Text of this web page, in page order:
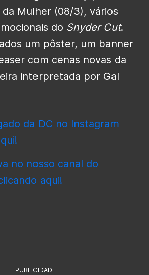
Mulher (08/3), vários
do Snyder Cut.
um pôster, um banner
com cenas novas da
interpretada por Gal
da DC no Instagram
no nosso canal do
aqui!
PUBLICIDADE